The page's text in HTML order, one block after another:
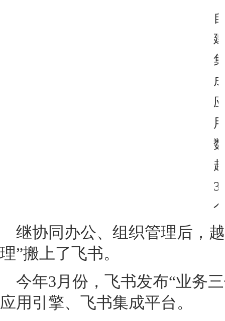
继协同办公、组织管理后，
理”搬上了飞书。
今年3月份，飞书发布“业务
应用引擎、飞书集成平台。